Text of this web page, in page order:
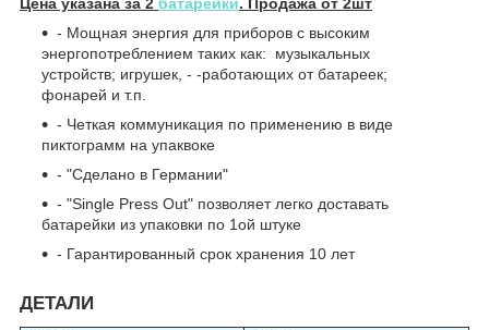
- Мощная энергия для приборов с высоким
энергопотреблением таких как: музыкальных
устройств; игрушек, - -работающих от батареек;
фонарей и т.п.
- Четкая коммуникация по применению в виде
пиктограмм на упаквоке
- "Сделано в Германии"
- "Single Press Out" позволяет легко доставать
батарейки из упаковки по 1ой штуке
- Гарантированный срок хранения 10 лет
ДЕТАЛИ